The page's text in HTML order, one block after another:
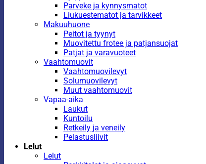
Parveke ja kynnysmatot
Liukuestematot ja tarvikkeet
Makuuhuone
Peitot ja tyynyt
Muovitettu frotee ja patjansuojat
Patjat ja varavuoteet
Vaahtomuovit
Vaahtomuovilevyt
Solumuovilevyt
Muut vaahtomuovit
Vapaa-aika
Laukut
Kuntoilu
Retkeily ja veneily
Pelastusliivit
Lelut
Lelut